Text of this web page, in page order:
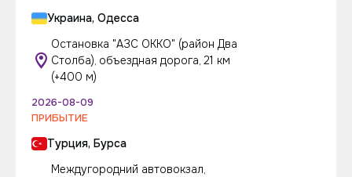
Украина, Одесса
Остановка "АЗС ОККО" (район Два
Столба), объездная дорога, 21 км
(+400 м)
2026-08-09
ПРИБЫТИЕ
Турция, Бурса
Междугородний автовокзал,